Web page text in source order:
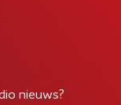
nieuws?